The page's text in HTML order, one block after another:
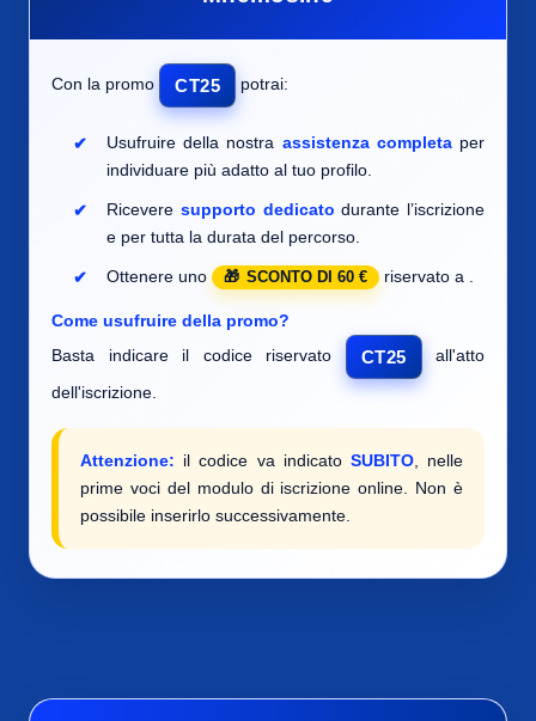
Con la promo CT25 potrai:
Usufruire della nostra assistenza completaper
individuare più adatto al tuo profilo.
Ricevere supporto dedicato durante l’iscrizione
e per tutta la durata del percorso.
Ottenere uno SCONTO DI 60 € riservato a
Come usufruire della promo?
Basta indicare il codice riservato
CT25
all'atto
dell'iscrizione.
Attenzione: il codice va indicato SUBITO, nelle
prime voci del modulo di iscrizione online. Non è
possibile inserirlo successivamente.